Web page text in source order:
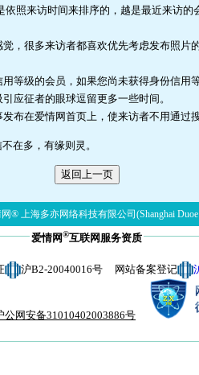
依照来访时间来排序的，越是最近来访
，很多来访者都喜欢优先考虑发布照
等级的会员，如果您尚未获得身份信用
应征者的眼球逗留更多一些时间。
布在爱情网首页上，使来访者不用通过
在多，有缘则灵。
® 上海多亦网络科技有限公司(Shanghai Duoe
爱情网®互联网服务资质
沪B2-20040016号 网站备案登记
公网安备31010402003886号